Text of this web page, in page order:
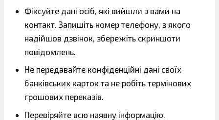
Фіксуйте дані осіб, які вийшли з вами на
контакт. Запишіть номер телефону, з якого
надійшов дзвінок, збережіть скриншоти
повідомлень.
Не передавайте конфіденційні дані своїх
банківських карток та не робіть термінових
грошових переказів.
Перевіряйте всю наявну інформацію.